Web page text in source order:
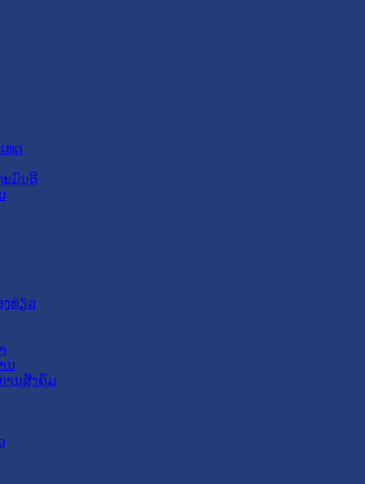
ທດ
ະມົນຕີ
ງທ່ຽວ
ນ
ານສັງຄົມ